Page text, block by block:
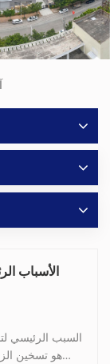
الأسباب
السبب الرئيسي